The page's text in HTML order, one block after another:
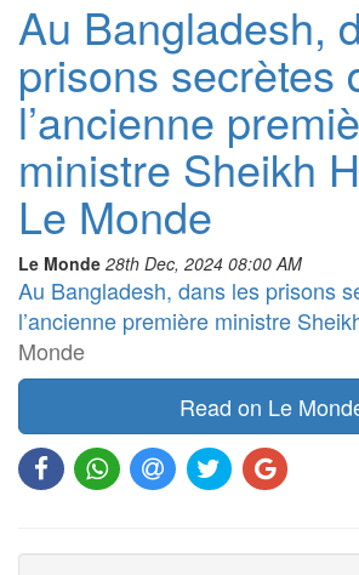
Au Bangladesh,
prisons secrètes
l’ancienne
ministre Sheikh
Le Monde
Le Monde 28th Dec, 2024 08:00 AM
Au Bangladesh, dans les prisons
l’ancienne première ministre
Monde
Read on Le